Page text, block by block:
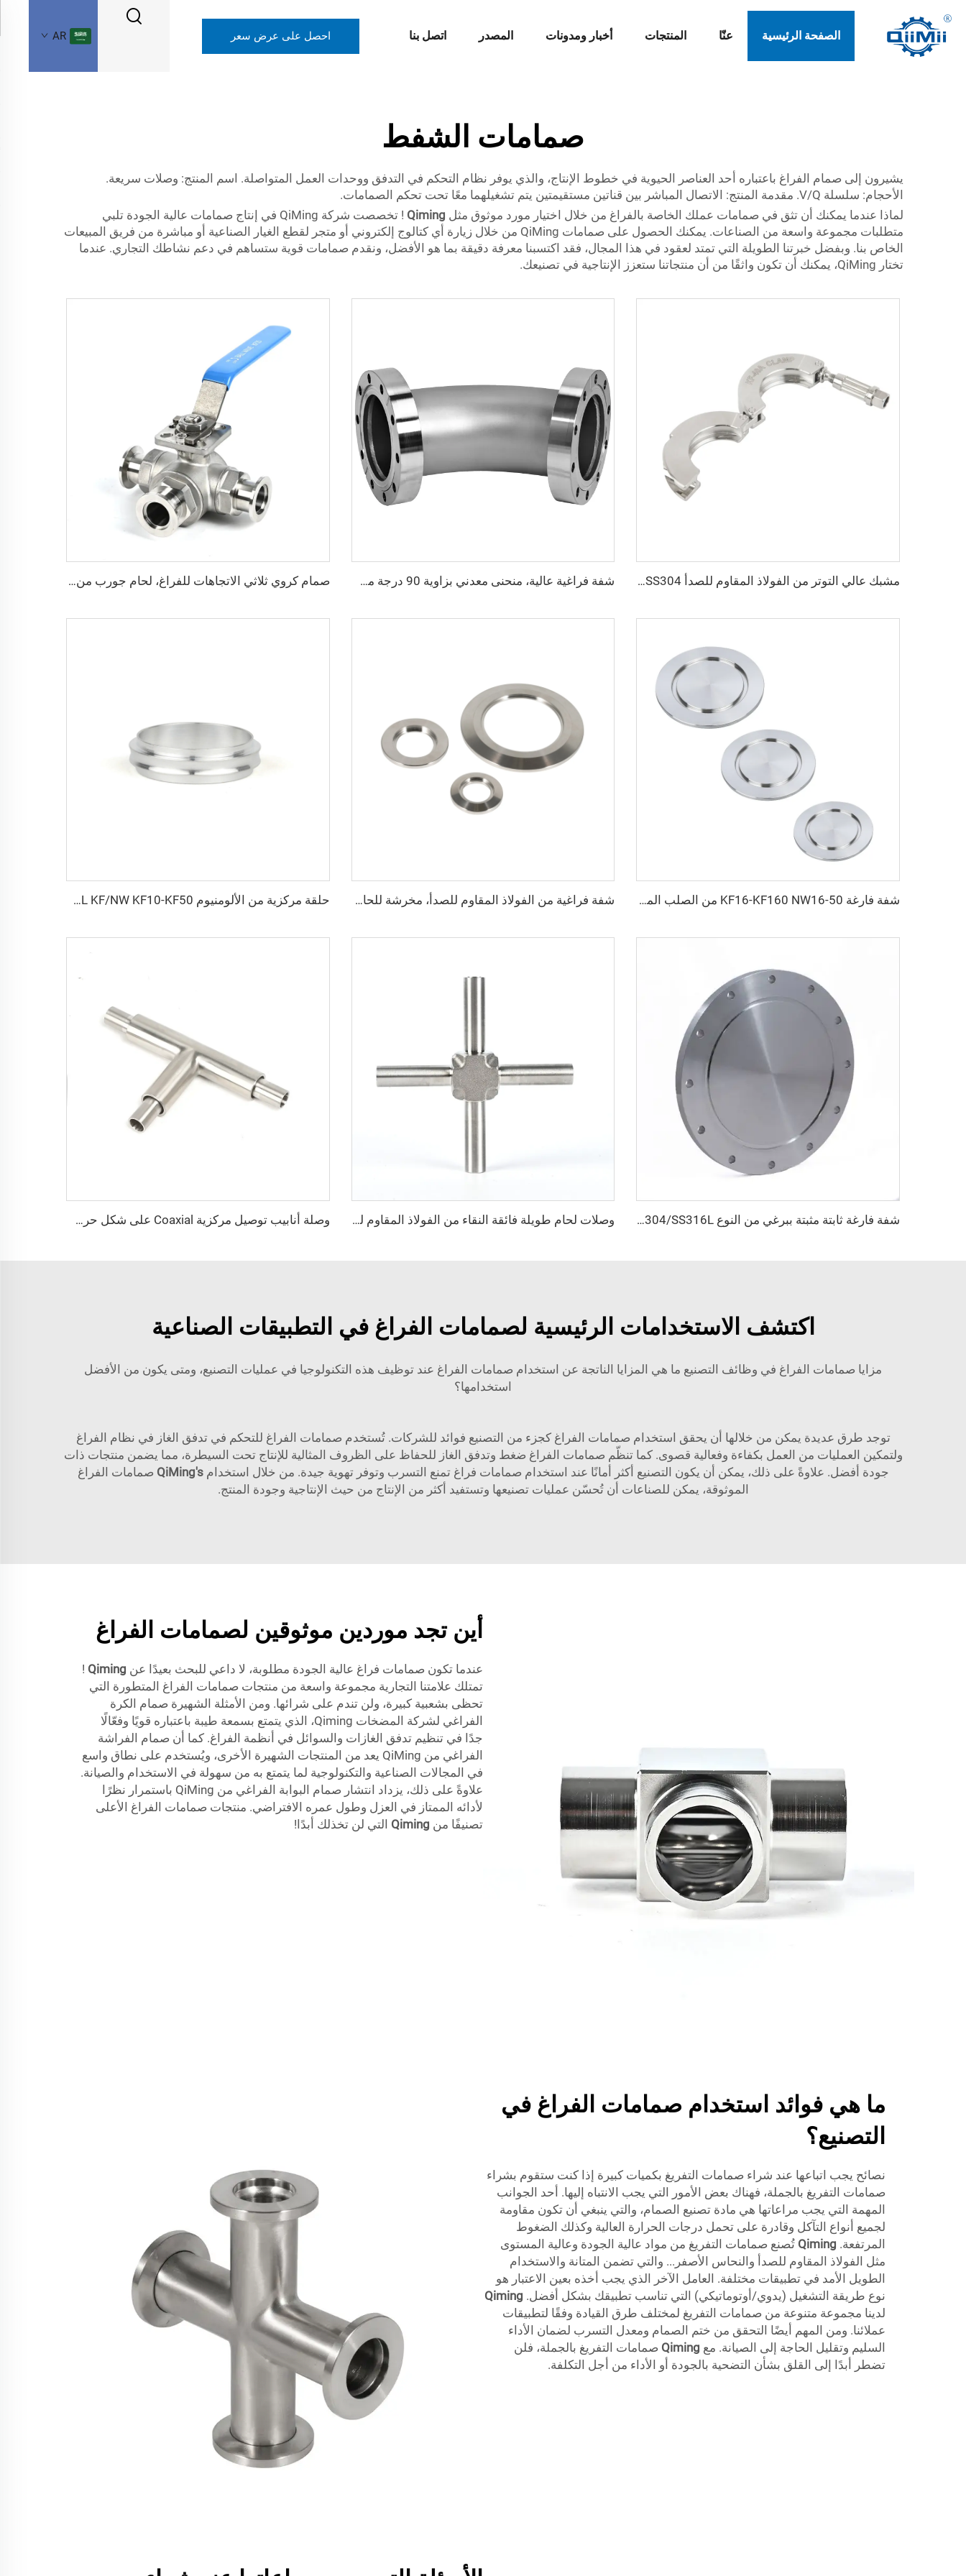
الصفحة الرئيسية عنّا المنتجات أخبار ومدونات المصدر اتصل بنا احصل على عرض سعر AR
صمامات الشفط
يشيرون إلى صمام الفراغ باعتباره أحد العناصر الحيوية في خطوط الإنتاج، والذي يوفر نظام التحكم في التدفق ووحدات العمل المتواصلة. اسم المنتج: وصلات سريعة.
الأحجام: سلسلة V/Q. مقدمة المنتج: الاتصال المباشر بين قناتين مستقيمتين يتم تشغيلهما معًا تحت تحكم الصمامات.
لماذا عندما يمكنك أن تثق في صمامات عملك الخاصة بالفراغ من خلال اختيار مورد موثوق مثل Qiming
! تخصصت شركة QiMing في إنتاج صمامات عالية الجودة تلبي
متطلبات مجموعة واسعة من الصناعات. يمكنك الحصول على صمامات QiMing من خلال زيارة أي كتالوج إلكتروني أو متجر لقطع الغيار الصناعية أو مباشرة من فريق المبيعات
الخاص بنا. وبفضل خبرتنا الطويلة التي تمتد لعقود في هذا المجال، فقد اكتسبنا معرفة دقيقة بما هو الأفضل، ونقدم صمامات قوية ستساهم في دعم نشاطك التجاري. عندما
تختار QiMing، يمكنك أن تكون واثقًا من أن منتجاتنا ستعزز الإنتاجية في تصنيعك.
مشبك عالي التوتر من الفولاذ المقاوم للصدأ SS304، من NW16-NW50، مشبك قابل للقفل من الفولاذ المقاوم للصدأ عالي الجودة KF/NW، من KF16/KF50، وصلة أنابيب فراغية شفة فراغية عالية، منحنى معدني بزاوية 90 درجة من الفولاذ المقاوم للصدأ SS304 SS316L، نوع CF دوار، شفة CF16-CF100، ذات ثقوب عابرة، وصلات أنابيب 3/4"-4" صمام كروي ثلاثي الاتجاهات للفراغ، لحام جورب من الفولاذ المقاوم للصدأ SS304/SS316L، شفة فولاذية ISO63-ISO100، منصة عالية، صمام كروي عالي الجودة ثلاثي الاتجاهات NW63/NW80/NW100
شفة فارغة KF16-KF160 NW16-50 من الصلب المقاوم للصدأ SS304 وSS316L والألومنيوم والبولي tetrafluoroethylene مكونات الشفة الفراغية، تركيب فارغ عالي الجودة شفة فراغية من الفولاذ المقاوم للصدأ، مخرشة للحام، من KF16-160، قطر خارجي 12 مم - 57 مم، قطع توصيل أنابيب من الفولاذ SS304 وSS316، من NW16-160، شفة KF، قطر خارجي 1/2"-6" حلقة مركزية من الألومنيوم SS304/SS316L KF/NW KF10-KF50، تركيبات فراغية عالية الجودة من الفولاذ المقاوم للصدأ NW10-NW50 للصناعات شبه الموصلة
شفة فارغة ثابتة مثبتة ببرغي من النوع ISO-F، SS304/SS316L، مقاس ISO63-ISO630، تركيب فراغ من الفولاذ المقاوم للصدأ NW63/NW630، شفاه فراغ عالية الجودة وصلات لحام طويلة فائقة النقاء من الفولاذ المقاوم للصدأ SS316L، وصلات لحام على شكل صليب لتطبيقات فائقة النقاء، وصلات لحام طويلة من الفولاذ المقاوم للصدأ فائقة النقاء، أنبوب فائق النقاء وصلة أنابيب توصيل مركزية Coaxial على شكل حرف T فائقة النقاء من الفولاذ المقاوم للصدأ SS316L، وصلة توصيل مركزية Coaxial من الفولاذ المقاوم للصدأ، أنابيب عالية الجودة فائقة النقاء (UHP) بنهايات BA/EP
اكتشف الاستخدامات الرئيسية لصمامات الفراغ في التطبيقات الصناعية
مزايا صمامات الفراغ في وظائف التصنيع ما هي المزايا الناتجة عن استخدام صمامات الفراغ عند توظيف هذه التكنولوجيا في عمليات التصنيع، ومتى يكون من الأفضل
استخدامها؟
توجد طرق عديدة يمكن من خلالها أن يحقق استخدام صمامات الفراغ كجزء من التصنيع فوائد للشركات. تُستخدم صمامات الفراغ للتحكم في تدفق الغاز في نظام الفراغ
ولتمكين العمليات من العمل بكفاءة وفعالية قصوى. كما تنظّم صمامات الفراغ ضغط وتدفق الغاز للحفاظ على الظروف المثالية للإنتاج تحت السيطرة، مما يضمن منتجات ذات
جودة أفضل. علاوةً على ذلك، يمكن أن يكون التصنيع أكثر أمانًا عند استخدام صمامات فراغ تمنع التسرب وتوفر تهوية جيدة. من خلال استخدامQiMing's صمامات الفراغ
الموثوقة، يمكن للصناعات أن تُحسّن عمليات تصنيعها وتستفيد أكثر من الإنتاج من حيث الإنتاجية وجودة المنتج.
أين تجد موردين موثوقين لصمامات الفراغ
عندما تكون صمامات فراغ عالية الجودة مطلوبة، لا داعي للبحث بعيدًا عن Qiming
!
تمتلك علامتنا التجارية مجموعة واسعة من منتجات صمامات الفراغ المتطورة التي
تحظى بشعبية كبيرة، ولن تندم على شرائها. ومن الأمثلة الشهيرة صمام الكرة
الفراغي لشركة المضخات Qiming، الذي يتمتع بسمعة طيبة باعتباره قويًا وفعّالًا
جدًا في تنظيم تدفق الغازات والسوائل في أنظمة الفراغ. كما أن صمام الفراشة
الفراغي من QiMing يعد من المنتجات الشهيرة الأخرى، ويُستخدم على نطاق واسع
في المجالات الصناعية والتكنولوجية لما يتمتع به من سهولة في الاستخدام والصيانة.
علاوةً على ذلك، يزداد انتشار صمام البوابة الفراغي من QiMing باستمرار نظرًا
لأدائه الممتاز في العزل وطول عمره الافتراضي. منتجات صمامات الفراغ الأعلى
تصنيفًا من Qiming التي لن تخذلك أبدًا!
ما هي فوائد استخدام صمامات الفراغ في
التصنيع؟
نصائح يجب اتباعها عند شراء صمامات التفريغ بكميات كبيرة إذا كنت ستقوم بشراء
صمامات التفريغ بالجملة، فهناك بعض الأمور التي يجب الانتباه إليها. أحد الجوانب
المهمة التي يجب مراعاتها هي مادة تصنيع الصمام، والتي ينبغي أن تكون مقاومة
لجميع أنواع التآكل وقادرة على تحمل درجات الحرارة العالية وكذلك الضغوط
المرتفعة. Qiming تُصنع صمامات التفريغ من مواد عالية الجودة وعالية المستوى
مثل الفولاذ المقاوم للصدأ والنحاس الأصفر... والتي تضمن المتانة والاستخدام
الطويل الأمد في تطبيقات مختلفة. العامل الآخر الذي يجب أخذه بعين الاعتبار هو
نوع طريقة التشغيل (يدوي/أوتوماتيكي) التي تناسب تطبيقك بشكل أفضل. Qiming
لدينا مجموعة متنوعة من صمامات التفريغ لمختلف طرق القيادة وفقًا لتطبيقات
عملائنا. ومن المهم أيضًا التحقق من ختم الصمام ومعدل التسرب لضمان الأداء
السليم وتقليل الحاجة إلى الصيانة. مع Qiming صمامات التفريغ بالجملة، فلن
تضطر أبدًا إلى القلق بشأن التضحية بالجودة أو الأداء من أجل التكلفة.